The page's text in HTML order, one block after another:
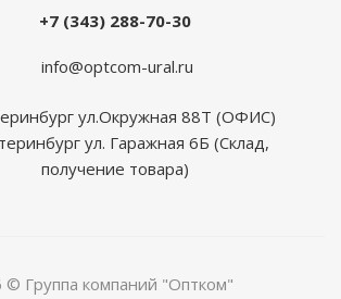
+7 (343) 288-70-30
info@optcom-ural.ru
ул.Окружная 88Т (ОФИС)
ул. Гаражная 6Б (Склад,
получение товара)
© Группа компаний "Оптком"